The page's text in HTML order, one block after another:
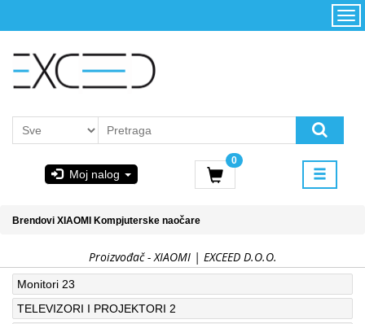
Moj nalog
0
Početna
korišćenja i
PoweredByAsus
Brendovi XIAOMI Kompjuterske naočare
Proizvođač - XIAOMI | EXCEED D.O.O.
Monitori 23
TELEVIZORI I PROJEKTORI 2